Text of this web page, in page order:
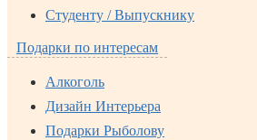
Студенту / Выпускнику
Подарки по интересам
Алкоголь
Дизайн Интерьера
Подарки Рыболову